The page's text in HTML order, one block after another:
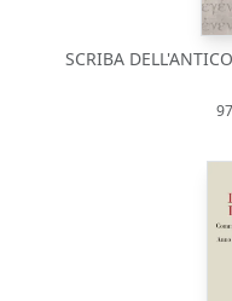
SCRIBA